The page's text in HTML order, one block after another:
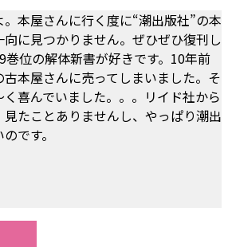
本屋さんに行く度に“潮出版社”の本
に見つかりません。ぜひぜひ復刊し
位の解体新書が好きです。10年前
本屋さんに売ってしまいました。そ
喜んでいました。。。リイド社から
たことありませんし、やっぱり潮出
です。